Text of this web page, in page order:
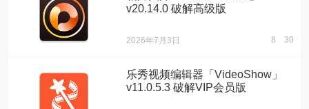
v20.14.0 破解高级版
2026年7月3日 8 30
乐秀视频编辑器「VideoShow」
v11.0.5.3 破解VIP会员版